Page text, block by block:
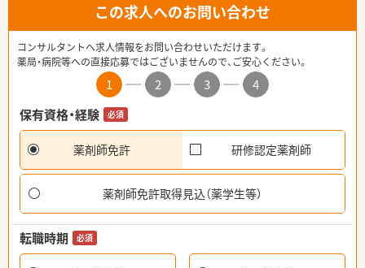
この求人へのお問い合わせ
コンサルタントへ求人情報をお問い合わせいただけます。
薬局・病院等への直接応募ではございませんので、ご安心ください。
1 2 3
4
保有資格・経験
必須
薬剤師免許 研修認定薬剤師
薬剤師免許取得見込（薬学生等）
転職時期 必須